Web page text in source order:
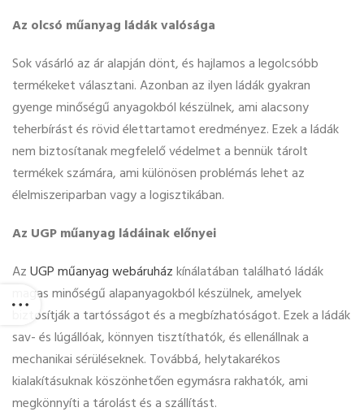
Az olcsó műanyag ládák valósága
Sok vásárló az ár alapján dönt, és hajlamos a legolcsóbb
termékeket választani. Azonban az ilyen ládák gyakran
gyenge minőségű anyagokból készülnek, ami alacsony
teherbírást és rövid élettartamot eredményez. Ezek a ládák
nem biztosítanak megfelelő védelmet a bennük tárolt
termékek számára, ami különösen problémás lehet az
élelmiszeriparban vagy a logisztikában.
Az UGP műanyag ládáinak előnyei
AzUGP műanyag webáruházkínálatában található ládák
magas minőségű alapanyagokból készülnek, amelyek
biztosítják a tartósságot és a megbízhatóságot. Ezek a ládák
sav- és lúgállóak, könnyen tisztíthatók, és ellenállnak a
mechanikai sérüléseknek. Továbbá, helytakarékos
kialakításuknak köszönhetően egymásra rakhatók, ami
megkönnyíti a tárolást és a szállítást.